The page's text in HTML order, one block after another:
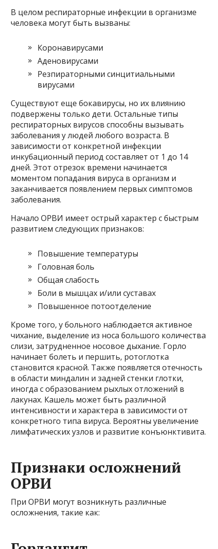
В целом респираторные инфекции в организме
человека могут быть вызваны:
Коронавирусами
Аденовирусами
Резпираторными синцитиальными
вирусами
Существуют еще бокавирусы, но их влиянию
подвержены только дети. Остальные типы
респираторных вирусов способны вызывать
заболевания у людей любого возраста. В
зависимости от конкретной инфекции
инкубационный период составляет от 1 до 14
дней. Этот отрезок времени начинается
моментом попадания вируса в организм и
заканчивается появлением первых симптомов
заболевания.
Начало ОРВИ имеет острый характер с быстрым
развитием следующих признаков:
Повышение температуры
Головная боль
Общая слабость
Боли в мышцах и/или суставах
Повышенное потоотделение
Кроме того, у больного наблюдается активное
чихание, выделение из носа большого количества
слизи, затрудненное носовое дыхание. Горло
начинает болеть и першить, ротоглотка
становится красной. Также появляется отечность
в области миндалин и задней стенки глотки,
иногда с образованием рыхлых отложений в
лакунах. Кашель может быть различной
интенсивности и характера в зависимости от
конкретного типа вируса. Вероятны увеличение
лимфатических узлов и развитие конъюнктивита.
Признаки осложнений
ОРВИ
При ОРВИ могут возникнуть различные
осложнения, такие как: